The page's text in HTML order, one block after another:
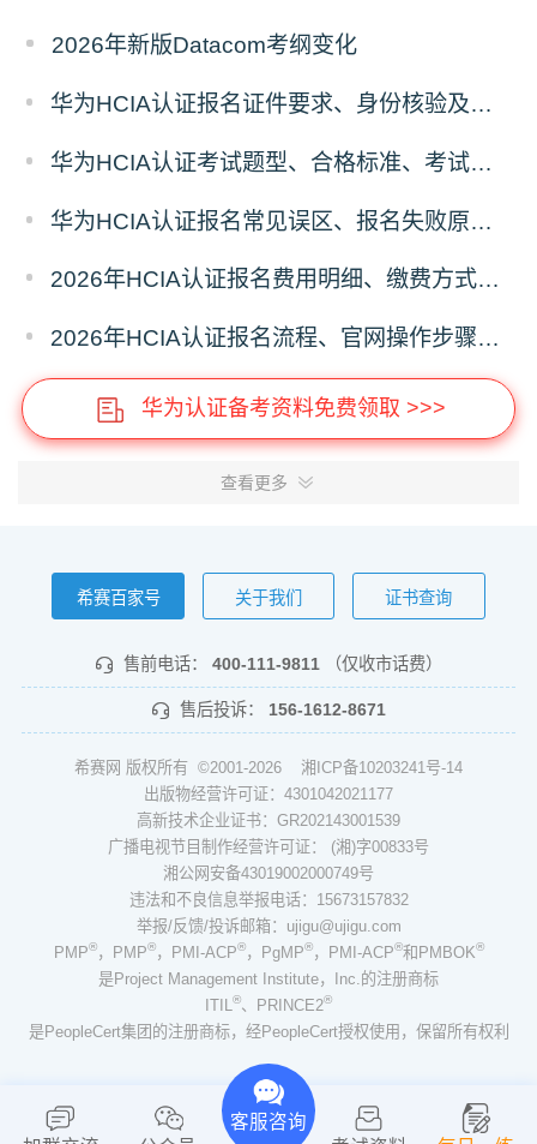
2026年新版Datacom考纲变化
华为HCIA认证报名证件要求、身份核验及考场入场规则
华为HCIA认证考试题型、合格标准、考试时长报名前置须知
华为HCIA认证报名常见误区、报名失败原因及解决方案汇总
2026年HCIA认证报名费用明细、缴费方式及省钱攻略
2026年HCIA认证报名流程、官网操作步骤及考场预约全指南
华为认证备考资料免费领取 >>>
查看更多
希赛百家号 关于我们 证书查询
售前电话： 400-111-9811 （仅收市话费）
售后投诉： 156-1612-8671
希赛网 版权所有 ©2001-2026 湘ICP备10203241号-14
出版物经营许可证：4301042021177
高新技术企业证书：GR202143001539
广播电视节目制作经营许可证： (湘)字00833号
湘公网安备43019002000749号
违法和不良信息举报电话：15673157832
举报/反馈/投诉邮箱：ujigu@ujigu.com
PMP®，PMP®，PMI-ACP®，PgMP®，PMI-ACP®和PMBOK®
是Project Management Institute，Inc.的注册商标
ITIL ®、PRINCE2®
是PeopleCert集团的注册商标，经PeopleCert授权使用，保留所有权利
客服咨询